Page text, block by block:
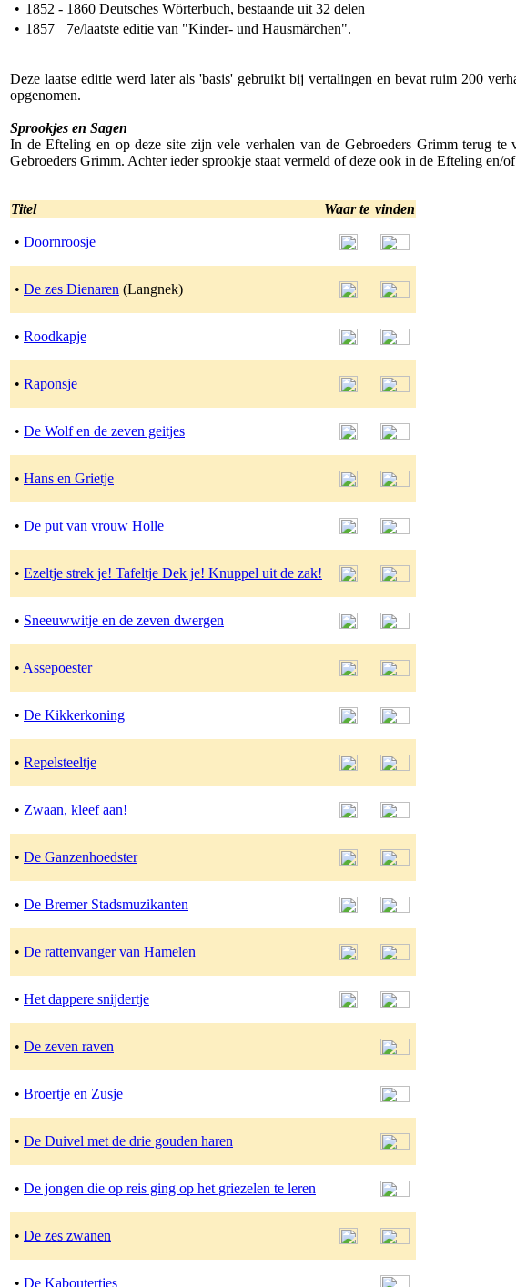
• 1852 - 1860 Deutsches Wörterbuch, bestaande uit 32 delen
• 1857 7e/laatste editie van "Kinder- und Hausmärchen".
Deze laatse editie werd later als 'basis' gebruikt bij vertalingen en bevat ruim 200
opgenomen.
Sprookjes en Sagen
In de Efteling en op deze site zijn vele verhalen van de Gebroeders Grimm terug
Gebroeders Grimm. Achter ieder sprookje staat vermeld of deze ook in de Efteling en/
Titel Waar te vinden
• Doornroosje
• De zes Dienaren (Langnek)
• Roodkapje
• Raponsje
• De Wolf en de zeven geitjes
• Hans en Grietje
• De put van vrouw Holle
• Ezeltje strek je! Tafeltje Dek je! Knuppel uit de zak!
• Sneeuwwitje en de zeven dwergen
• Assepoester
• De Kikkerkoning
• Repelsteeltje
• Zwaan, kleef aan!
• De Ganzenhoedster
• De Bremer Stadsmuzikanten
• De rattenvanger van Hamelen
• Het dappere snijdertje
• De zeven raven
• Broertje en Zusje
• De Duivel met de drie gouden haren
• De jongen die op reis ging op het griezelen te leren
• De zes zwanen
• De Kaboutertjes